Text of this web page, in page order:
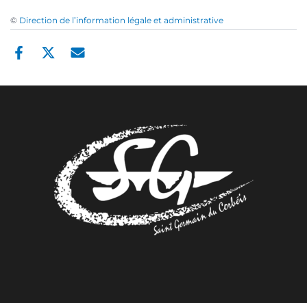
© Direction de l’information légale et administrative